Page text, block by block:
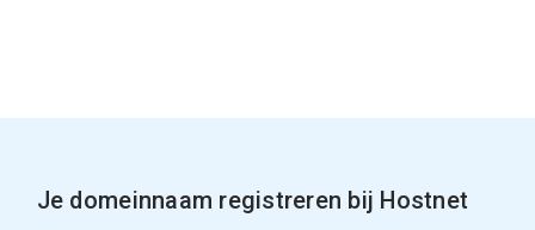
Je domeinnaam registreren bij Hostnet